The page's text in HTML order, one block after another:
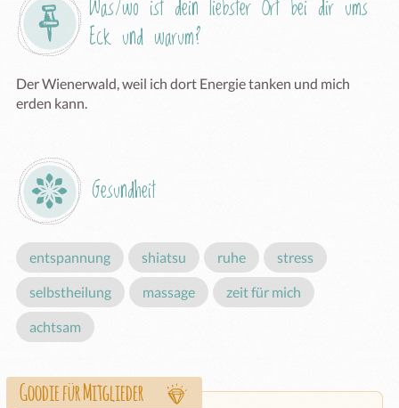
Was/wo ist dein liebster Ort bei dir ums
Eck und warum?
Der Wienerwald, weil ich dort Energie tanken und mich
erden kann.
Gesundheit
entspannung shiatsu ruhe stress
selbstheilung massage zeit für mich
achtsam
Goodie für Mitglieder